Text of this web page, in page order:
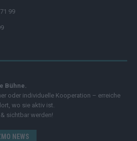
99
Bühne.
oder individuelle Kooperation – erreiche
wo sie aktiv ist.
sichtbar werden!
NEWS